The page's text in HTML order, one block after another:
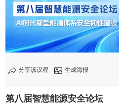
分享该议程 生成海报
第八届智慧能源安全论坛